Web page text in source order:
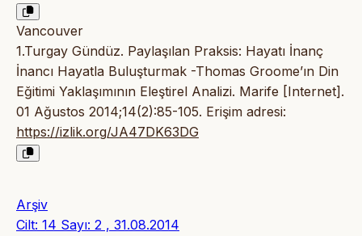
Vancouver
1.Turgay Gündüz. Paylaşılan Praksis: Hayatı İnanç
İnancı Hayatla Buluşturmak -Thomas Groome’ın Din
Eğitimi Yaklaşımının Eleştirel Analizi. Marife [Internet].
01 Ağustos 2014;14(2):85-105. Erişim adresi:
https://izlik.org/JA47DK63DG
Arşiv
Cilt: 14 Sayı: 2 , 31.08.2014